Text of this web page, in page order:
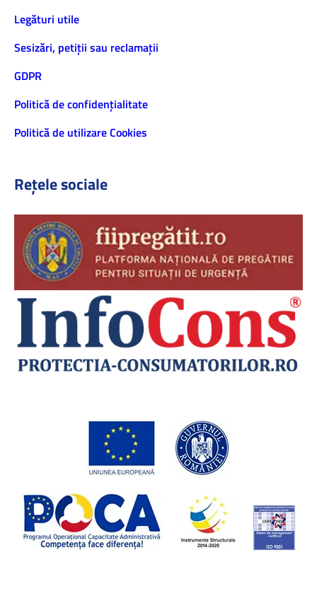
Legături utile
Sesizări, petiţii sau reclamații
GDPR
Politică de confidenţialitate
Politică de utilizare Cookies
Rețele sociale